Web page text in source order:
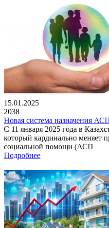
15.01.2025
2038
Новая система назначения
С 11 января 2025 года в
который кардинально меняет
социальной помощи (АСП
Подробнее